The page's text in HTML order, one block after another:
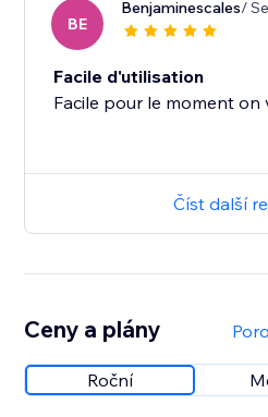
BE
Benjaminescales/
Facile d'utilisation
Facile pour le moment on
Číst další
Ceny a plány
Roční